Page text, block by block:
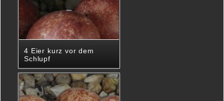
4 Eier kurz vor dem
Schlupf